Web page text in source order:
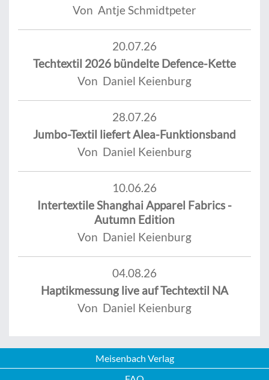
Von Antje Schmidtpeter
20.07.26
Techtextil 2026 bündelte Defence-Kette
Von Daniel Keienburg
28.07.26
Jumbo-Textil liefert Alea-Funktionsband
Von Daniel Keienburg
10.06.26
Intertextile Shanghai Apparel Fabrics -
Autumn Edition
Von Daniel Keienburg
04.08.26
Haptikmessung live auf Techtextil NA
Von Daniel Keienburg
Meisenbach Verlag